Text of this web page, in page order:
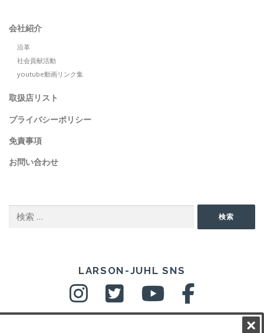
会社紹介
沿革
社会貢献活動
youtube動画リンク集
取扱店リスト
プライバシーポリシー
免責事項
お問い合わせ
索:
検索
LARSON-JUHL SNS